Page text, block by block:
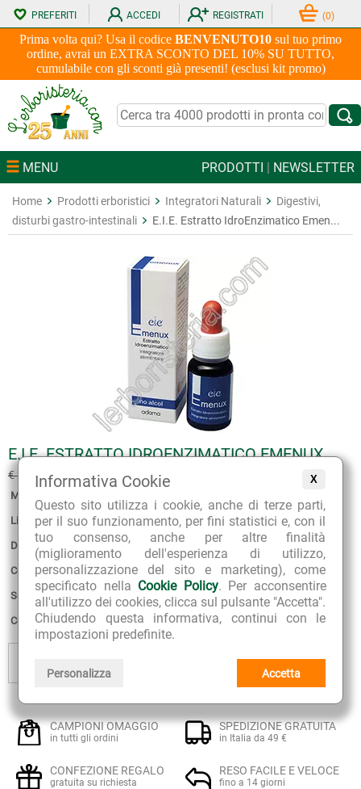
X
Informativa Cookie
Questo sito utilizza i cookie, anche di terze parti,
per il suo funzionamento, per fini statistici e, con il
tuo consenso, anche per altre finalità
(miglioramento dell'esperienza di utilizzo,
personalizzazione del sito e marketing), come
specificato nella Cookie Policy. Per acconsentire
all'utilizzo dei cookies, clicca sul pulsante "Accetta".
Chiudendo questa informativa, continui con le
impostazioni predefinite.
Personalizza Accetta
Prima volta qui? Usa il codice BENVENUTO10 sul tuo primo
ordine, avrai un EXTRA SCONTO DEL 10% SU TUTTO,
cumulabile con gli sconti già presenti! (esclusi kit promo)
PREFERITI ACCEDI REGISTRATI (0)
MENU PRODOTTI | NEWSLETTER
Home Prodotti erboristici Integratori Naturali
Digestivi,
disturbi gastro-intestinali
E.I.E. Estratto IdroEnzimatico Emen...
E.I.E. ESTRATTO IDROENZIMATICO EMENUX
€ 20.00 € 16.00 (sconto 20%)
Marca:
Linea: E.I.E. Estratti Idroenzimatici
Disponibilità: 3
Confezione: 30 ml con contagocce
Scadenza: 30-04-2028
Consegna stimata: 12 - 13 Agosto
-
AGGIUNGI
AI PREFERITI
CAMPIONI OMAGGIO
in tutti gli ordini
SPEDIZIONE GRATUITA
in Italia da 49 €
CONFEZIONE REGALO
gratuita su richiesta
RESO FACILE E VELOCE
fino a 14 giorni